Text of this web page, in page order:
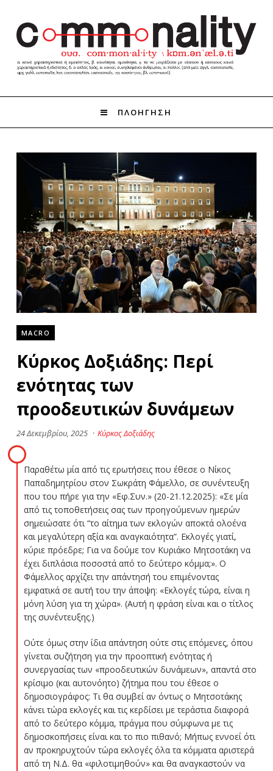
ΠΛΟΗΓΗΣΗ
MACRO
Κύρκος Δοξιάδης: Περί
ενότητας των
προοδευτικών δυνάμεων
24 Δεκεμβρίου, 2025 · Κύρκος Δοξιάδης
Παραθέτω μία από τις ερωτήσεις που έθεσε ο Νίκος
Παπαδημητρίου στον Σωκράτη Φάμελλο, σε συνέντευξη
που του πήρε για την «Εφ.Συν.» (20-21.12.2025): «Σε μία
από τις τοποθετήσεις σας των προηγούμενων ημερών
σημειώσατε ότι “το αίτημα των εκλογών αποκτά ολοένα
και μεγαλύτερη αξία και αναγκαιότητα”. Εκλογές γιατί,
κύριε πρόεδρε; Για να δούμε τον Κυριάκο Μητσοτάκη να
έχει διπλάσια ποσοστά από το δεύτερο κόμμα;». Ο
Φάμελλος αρχίζει την απάντησή του επιμένοντας
εμφατικά σε αυτή του την άποψη: «Εκλογές τώρα, είναι η
μόνη λύση για τη χώρα». (Αυτή η φράση είναι και ο τίτλος
της συνέντευξης.)
Ούτε όμως στην ίδια απάντηση ούτε στις επόμενες, όπου
γίνεται συζήτηση για την προοπτική ενότητας ή
συνεργασίας των «προοδευτικών δυνάμεων», απαντά στο
κρίσιμο (και αυτονόητο) ζήτημα που του έθεσε ο
δημοσιογράφος: Τι θα συμβεί αν όντως ο Μητσοτάκης
κάνει τώρα εκλογές και τις κερδίσει με τεράστια διαφορά
από το δεύτερο κόμμα, πράγμα που σύμφωνα με τις
δημοσκοπήσεις είναι και το πιο πιθανό; Μήπως εννοεί ότι
αν προκηρυχτούν τώρα εκλογές όλα τα κόμματα αριστερά
από τη Ν.Δ. θα «φιλοτιμηθούν» και θα αναγκαστούν να